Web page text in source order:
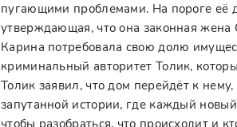
пугающими проблемами. На пороге её
утверждающая, что она законная жена
Карина потребовала свою долю
криминальный авторитет Толик,
Толик заявил, что дом перейдёт к
запутанной истории, где каждый